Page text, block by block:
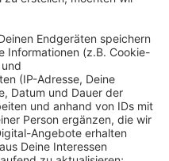
das
tausend Euro
jetzt nach dem
verlinkt.
08:14